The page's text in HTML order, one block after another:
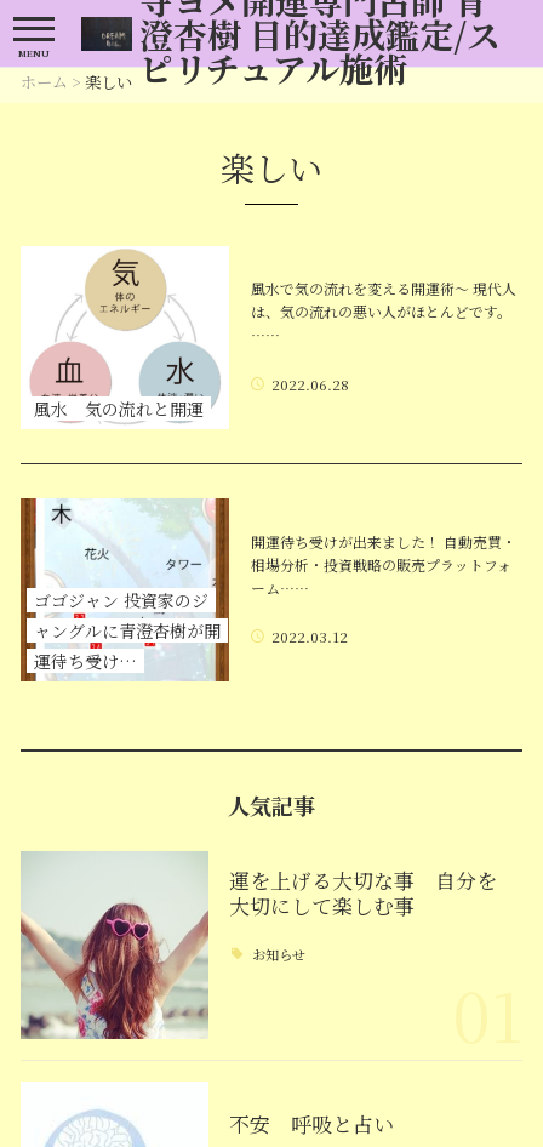
澄杏樹 目的達成鑑定/ス
ピリチュアル施術
MENU
ホーム > 楽しい
楽しい
風水 気の流れと開運
風水で気の流れを変える開運術～ 現代人
は、気の流れの悪い人がほとんどです。
……
2022.06.28
ゴゴジャン 投資家のジ
ャングルに青澄杏樹が開
運待ち受け…
開運待ち受けが出来ました！ 自動売買・
相場分析・投資戦略の販売プラットフォ
ーム……
2022.03.12
人気記事
運を上げる大切な事 自分を
大切にして楽しむ事
お知らせ
不安 呼吸と占い